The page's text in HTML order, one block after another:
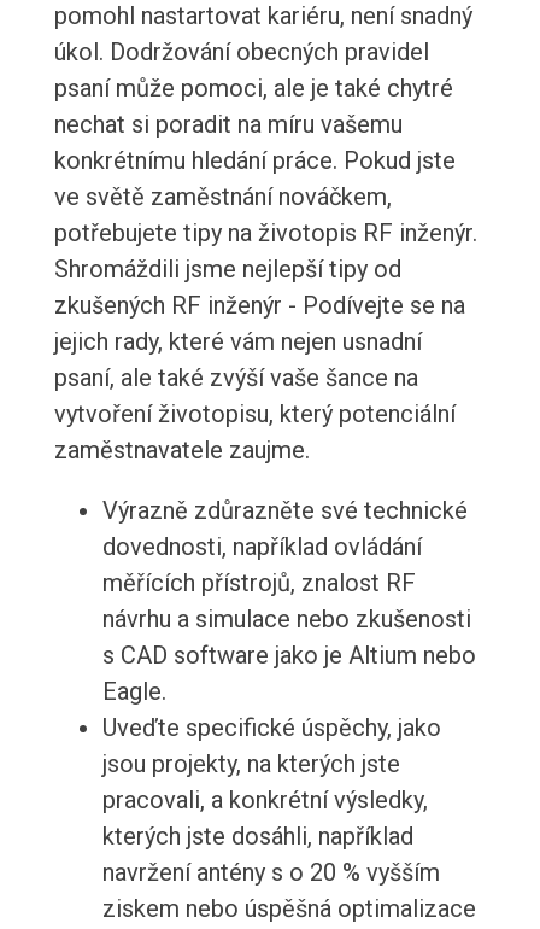
pomohl nastartovat kariéru, není snadný
úkol. Dodržování obecných pravidel
psaní může pomoci, ale je také chytré
nechat si poradit na míru vašemu
konkrétnímu hledání práce. Pokud jste
ve světě zaměstnání nováčkem,
potřebujete tipy na životopis RF inženýr.
Shromáždili jsme nejlepší tipy od
zkušených RF inženýr - Podívejte se na
jejich rady, které vám nejen usnadní
psaní, ale také zvýší vaše šance na
vytvoření životopisu, který potenciální
zaměstnavatele zaujme.
Výrazně zdůrazněte své technické
dovednosti, například ovládání
měřících přístrojů, znalost RF
návrhu a simulace nebo zkušenosti
s CAD software jako je Altium nebo
Eagle.
Uveďte specifické úspěchy, jako
jsou projekty, na kterých jste
pracovali, a konkrétní výsledky,
kterých jste dosáhli, například
navržení antény s o 20 % vyšším
ziskem nebo úspěšná optimalizace